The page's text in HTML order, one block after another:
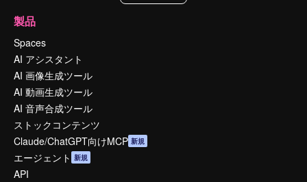
製品
Spaces
AI アシスタント
AI 画像生成ツール
AI 動画生成ツール
AI 音声合成ツール
ストックコンテンツ
Claude/ChatGPT向けMCP 新規
エージェント 新規
API